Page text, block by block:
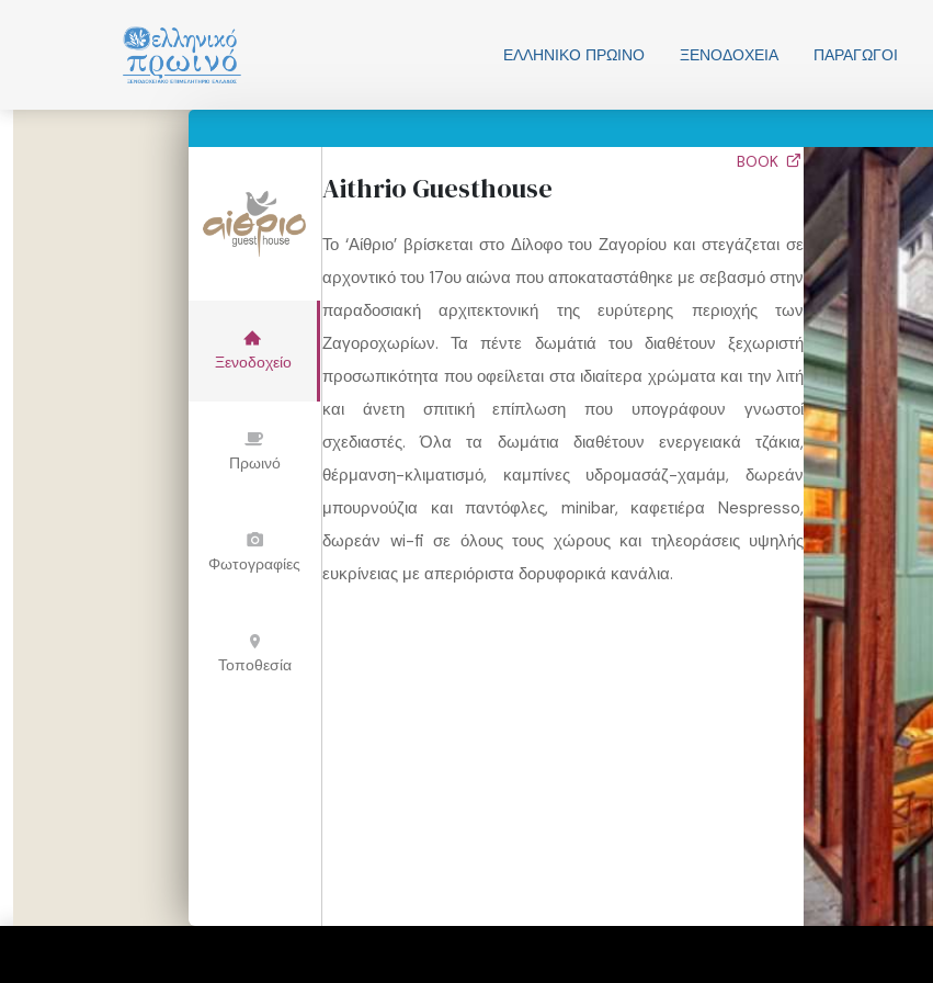
ΕΛΛΗΝΙΚO ΠΡΩΙΝΟ ΞΕΝΟΔΟΧΕΊΑ ΠΑΡΑΓΩΓΟΊ
Ξενοδοχείο
Πρωινό
Φωτογραφίες
Τοποθεσία
BOOK
Aithrio Guesthouse
Το ‘Αίθριο’ βρίσκεται στο Δίλοφο του Ζαγορίου και στεγάζεται σε
αρχοντικό του 17ου αιώνα που αποκαταστάθηκε με σεβασμό στην
παραδοσιακή αρχιτεκτονική της ευρύτερης περιοχής των
Ζαγοροχωρίων. Τα πέντε δωμάτιά του διαθέτουν ξεχωριστή
προσωπικότητα που οφείλεται στα ιδιαίτερα χρώματα και την λιτή
και άνετη σπιτική επίπλωση που υπογράφουν γνωστοί
σχεδιαστές. Όλα τα δωμάτια διαθέτουν ενεργειακά τζάκια,
θέρμανση-κλιματισμό, καμπίνες υδρομασάζ-χαμάμ, δωρεάν
μπουρνούζια και παντόφλες, minibar, καφετιέρα Nespresso,
δωρεάν wi-fi σε όλους τους χώρους και τηλεοράσεις υψηλής
ευκρίνειας με απεριόριστα δορυφορικά κανάλια.